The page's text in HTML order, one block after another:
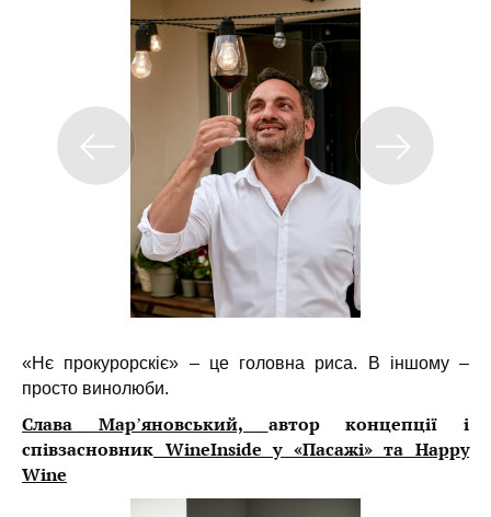
«Нє прокурорскіє» – це головна риса. В іншому –
просто винолюби.
Слава Марʼяновський, автор концепції і
співзасновник WineInside у «Пасажі» та Happy
Wine